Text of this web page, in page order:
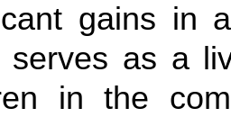
gains in
serves as a
in the